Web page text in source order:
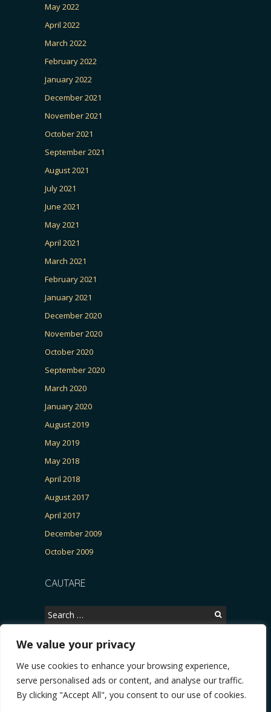
We value your privacy
We use cookies to enhance your browsing experience,
serve personalised ads or content, and analyse our traffic.
By clicking "Accept All", you consent to our use of cookies.
May 2022
April 2022
March 2022
February 2022
January 2022
December 2021
November 2021
October 2021
September 2021
August 2021
July 2021
June 2021
May 2021
April 2021
March 2021
February 2021
January 2021
December 2020
November 2020
October 2020
September 2020
March 2020
January 2020
August 2019
May 2019
May 2018
April 2018
August 2017
April 2017
December 2009
October 2009
CAUTARE
Search
for:
Copyright © 2026, CERTITUDINEA.
parlamentarele și presa
* VIDEO. Viata lui Eminescu (Necenzurat). Episodul 4: